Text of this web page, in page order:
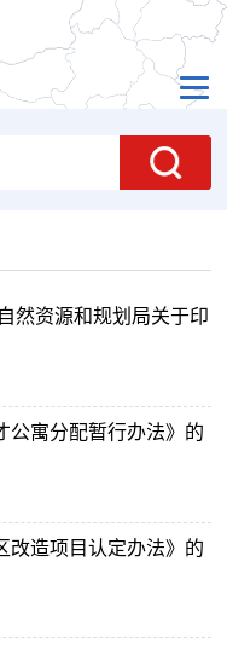
然资源和规划局关于印
公寓分配暂行办法》的
改造项目认定办法》的